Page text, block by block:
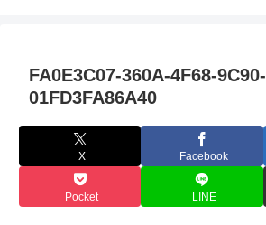
FA0E3C07-360A-4F68-9C90-
01FD3FA86A40
X Facebook
Pocket LINE